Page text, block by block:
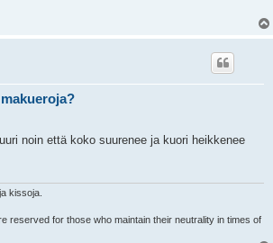
noin että koko suurenee ja kuori heikkenee
kissoja.
reserved for those who maintain their neutrality in times of